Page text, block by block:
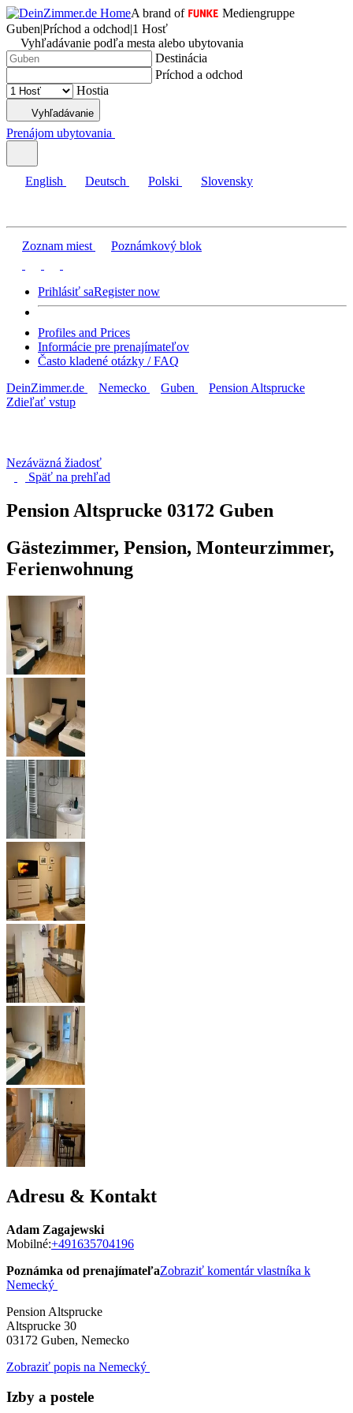
A brand of
Mediengruppe
Guben|Príchod a odchod|1 Hosť
Vyhľadávanie podľa mesta alebo ubytovania
Destinácia
Príchod a odchod
Hostia
Vyhľadávanie
Prenájom ubytovania
English Deutsch Polski Slovensky
Zoznam miest Poznámkový blok
Prihlásiť saRegister now
Profiles and Prices
Informácie pre prenajímateľov
Často kladené otázky / FAQ
DeinZimmer.de
Nemecko Guben
Pension Altsprucke
Zdieľať vstup
Nezáväzná žiadosť
Späť na prehľad
Pension Altsprucke 03172 Guben
Gästezimmer, Pension, Monteurzimmer,
Ferienwohnung
Adresu & Kontakt
Adam Zagajewski
Mobilné:+491635704196
Poznámka od prenajímateľaZobraziť komentár vlastníka k
Nemecký
Pension Altsprucke
Altsprucke 30
03172 Guben, Nemecko
Zobraziť popis na Nemecký
Izby a postele